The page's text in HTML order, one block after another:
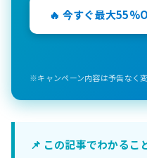
🔥 今すぐ最大
※キャンペーン内容は予告なく
📌 この記事でわかるこ